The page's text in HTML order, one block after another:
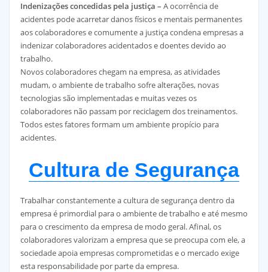
Indenizações concedidas pela justiça – A ocorrência de
acidentes pode acarretar danos físicos e mentais permanentes
aos colaboradores e comumente a justiça condena empresas a
indenizar colaboradores acidentados e doentes devido ao
trabalho.
Novos colaboradores chegam na empresa, as atividades
mudam, o ambiente de trabalho sofre alterações, novas
tecnologias são implementadas e muitas vezes os
colaboradores não passam por reciclagem dos treinamentos.
Todos estes fatores formam um ambiente propício para
acidentes.
Cultura de Segurança
Trabalhar constantemente a cultura de segurança dentro da
empresa é primordial para o ambiente de trabalho e até mesmo
para o crescimento da empresa de modo geral. Afinal, os
colaboradores valorizam a empresa que se preocupa com ele, a
sociedade apoia empresas comprometidas e o mercado exige
esta responsabilidade por parte da empresa.